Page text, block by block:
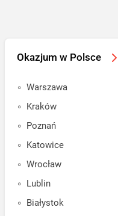
Okazjum w Polsce
Warszawa
Kraków
Poznań
Katowice
Wrocław
Lublin
Białystok